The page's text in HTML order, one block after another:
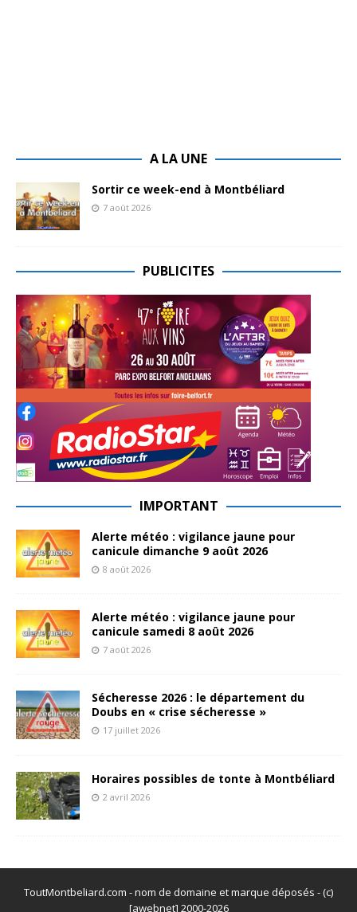
A LA UNE
Sortir ce week-end à Montbéliard
7 août 2026
PUBLICITES
IMPORTANT
Alerte météo : vigilance jaune pour
canicule dimanche 9 août 2026
8 août 2026
Alerte météo : vigilance jaune pour
canicule samedi 8 août 2026
7 août 2026
Sécheresse 2026 : le département du
Doubs en « crise sécheresse »
17 juillet 2026
Horaires possibles de tonte à Montbéliard
2 avril 2026
ToutMontbeliard.com - nom de domaine et marque déposés - (c)
[awebnet] 2000-2026